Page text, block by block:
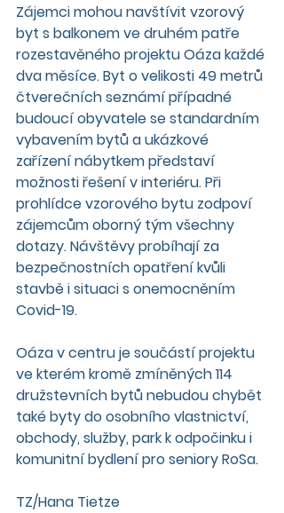
Zájemci mohou navštívit vzorový
byt s balkonem ve druhém patře
rozestavěného projektu Oáza každé
dva měsíce. Byt o velikosti 49 metrů
čtverečních seznámí případné
budoucí obyvatele se standardním
vybavením bytů a ukázkové
zařízení nábytkem představí
možnosti řešení v interiéru. Při
prohlídce vzorového bytu zodpoví
zájemcům oborný tým všechny
dotazy. Návštěvy probíhají za
bezpečnostních opatření kvůli
stavbě i situaci s onemocněním
Covid-19.
Oáza v centru je součástí projektu
ve kterém kromě zmíněných 114
družstevních bytů nebudou chybět
také byty do osobního vlastnictví,
obchody, služby, park k odpočinku i
komunitní bydlení pro seniory RoSa.
TZ/Hana Tietze